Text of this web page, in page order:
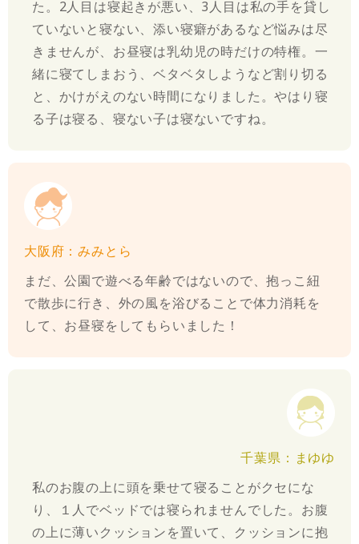
た。2人目は寝起きが悪い、3人目は私の手を貸し
ていないと寝ない、添い寝癖があるなど悩みは尽
きませんが、お昼寝は乳幼児の時だけの特権。一
緒に寝てしまおう、ベタベタしようなど割り切る
と、かけがえのない時間になりました。やはり寝
る子は寝る、寝ない子は寝ないですね。
大阪府：みみとら
まだ、公園で遊べる年齢ではないので、抱っこ紐
で散歩に行き、外の風を浴びることで体力消耗を
して、お昼寝をしてもらいました！
千葉県：まゆゆ
私のお腹の上に頭を乗せて寝ることがクセにな
り、１人でベッドでは寝られませんでした。お腹
の上に薄いクッションを置いて、クッションに抱